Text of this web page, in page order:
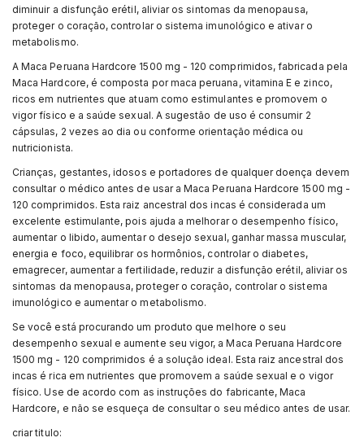
diminuir a disfunção erétil, aliviar os sintomas da menopausa,
proteger o coração, controlar o sistema imunológico e ativar o
metabolismo.
A Maca Peruana Hardcore 1500 mg - 120 comprimidos, fabricada pela
Maca Hardcore, é composta por maca peruana, vitamina E e zinco,
ricos em nutrientes que atuam como estimulantes e promovem o
vigor físico e a saúde sexual. A sugestão de uso é consumir 2
cápsulas, 2 vezes ao dia ou conforme orientação médica ou
nutricionista.
Crianças, gestantes, idosos e portadores de qualquer doença devem
consultar o médico antes de usar a Maca Peruana Hardcore 1500 mg -
120 comprimidos. Esta raiz ancestral dos incas é considerada um
excelente estimulante, pois ajuda a melhorar o desempenho físico,
aumentar o libido, aumentar o desejo sexual, ganhar massa muscular,
energia e foco, equilibrar os hormônios, controlar o diabetes,
emagrecer, aumentar a fertilidade, reduzir a disfunção erétil, aliviar os
sintomas da menopausa, proteger o coração, controlar o sistema
imunológico e aumentar o metabolismo.
Se você está procurando um produto que melhore o seu
desempenho sexual e aumente seu vigor, a Maca Peruana Hardcore
1500 mg - 120 comprimidos é a solução ideal. Esta raiz ancestral dos
incas é rica em nutrientes que promovem a saúde sexual e o vigor
físico. Use de acordo com as instruções do fabricante, Maca
Hardcore, e não se esqueça de consultar o seu médico antes de usar.
criar titulo: